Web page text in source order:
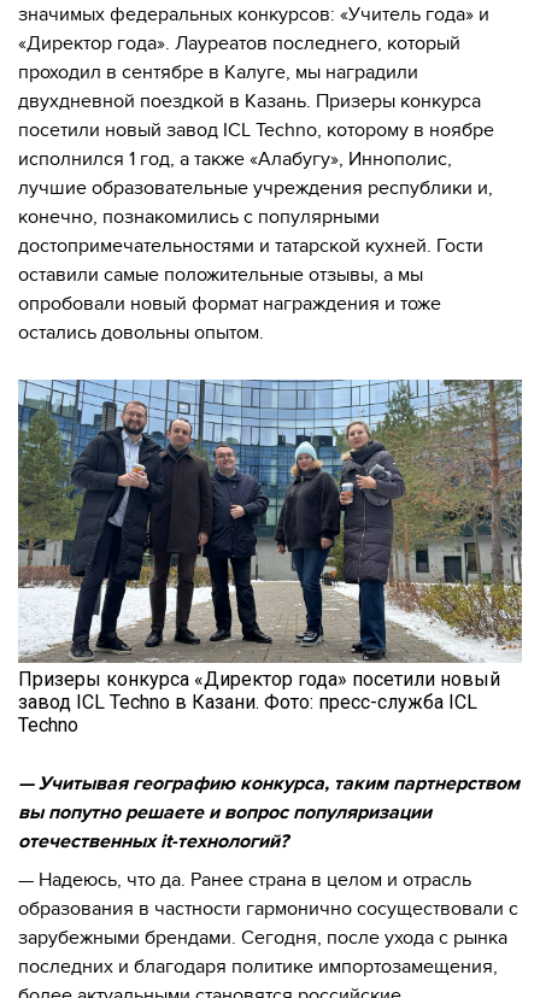
значимых федеральных конкурсов: «Учитель года» и
«Директор года». Лауреатов последнего, который
проходил в сентябре в Калуге, мы наградили
двухдневной поездкой в Казань. Призеры конкурса
посетили новый завод ICL Techno, которому в ноябре
исполнился 1 год, а также «Алабугу», Иннополис,
лучшие образовательные учреждения республики и,
конечно, познакомились с популярными
достопримечательностями и татарской кухней. Гости
оставили самые положительные отзывы, а мы
опробовали новый формат награждения и тоже
остались довольны опытом.
Призеры конкурса «Директор года» посетили новый
завод ICL Techno в Казани. Фото: пресс-служба ICL
Techno
— Учитывая географию конкурса, таким партнерством
вы попутно решаете и вопрос популяризации
отечественных it-технологий?
— Надеюсь, что да. Ранее страна в целом и отрасль
образования в частности гармонично сосуществовали с
зарубежными брендами. Сегодня, после ухода с рынка
последних и благодаря политике импортозамещения,